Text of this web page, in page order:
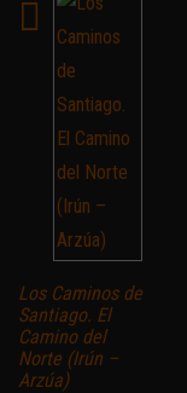
Los Caminos de
Santiago. El
Camino del
Norte (Irún –
Arzúa)